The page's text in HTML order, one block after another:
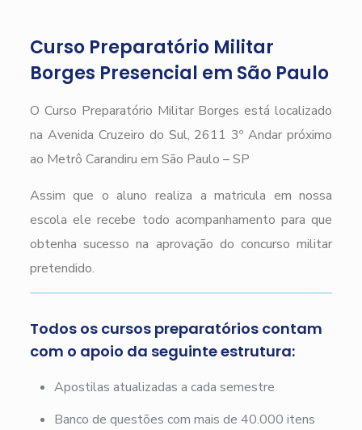
Curso Preparatório Militar
Borges Presencial em São Paulo
O Curso Preparatório Militar Borges está localizado
na Avenida Cruzeiro do Sul, 2611 3º Andar próximo
ao Metrô Carandiru em São Paulo – SP
Assim que o aluno realiza a matricula em nossa
escola ele recebe todo acompanhamento para que
obtenha sucesso na aprovação do concurso militar
pretendido.
Todos os cursos preparatórios contam
com o apoio da seguinte estrutura:
Apostilas atualizadas a cada semestre
Banco de questões com mais de 40.000 itens